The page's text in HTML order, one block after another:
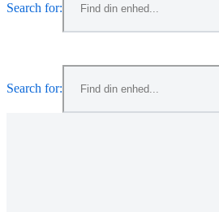
Search for:
Search for: